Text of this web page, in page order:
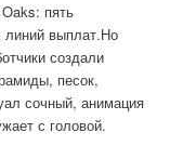
пять
линий выплат.Но
создали
песок,
сочный, анимация
с головой.